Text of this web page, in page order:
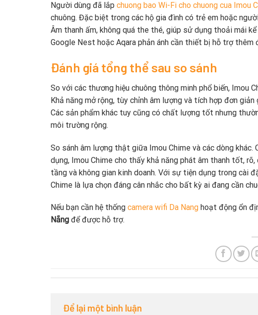
Người dùng đã lắp chuong bao Wi-Fi cho chuong cua Imou
chuông. Đặc biệt trong các hộ gia đình có trẻ em hoặc
Âm thanh ấm, không quá the thé, giúp sử dụng thoải mái
Google Nest hoặc Aqara phản ánh cần thiết bị hỗ trợ thêm
Đánh giá tổng thể sau so sánh
So với các thương hiệu chuông thông minh phổ biến, Imou
Khả năng mở rộng, tùy chỉnh âm lượng và tích hợp đơn
Các sản phẩm khác tuy cũng có chất lượng tốt nhưng
môi trường rộng.
So sánh âm lượng thật giữa Imou Chime và các dòng
dụng, Imou Chime cho thấy khả năng phát âm thanh tốt,
tầng và không gian kinh doanh. Với sự tiện dụng trong cài
Chime là lựa chọn đáng cân nhắc cho bất kỳ ai đang cần
Nếu bạn cần hệ thống camera wifi Da Nang hoạt động ổn
Nẵng để được hỗ trợ.
Để lại một bình luận